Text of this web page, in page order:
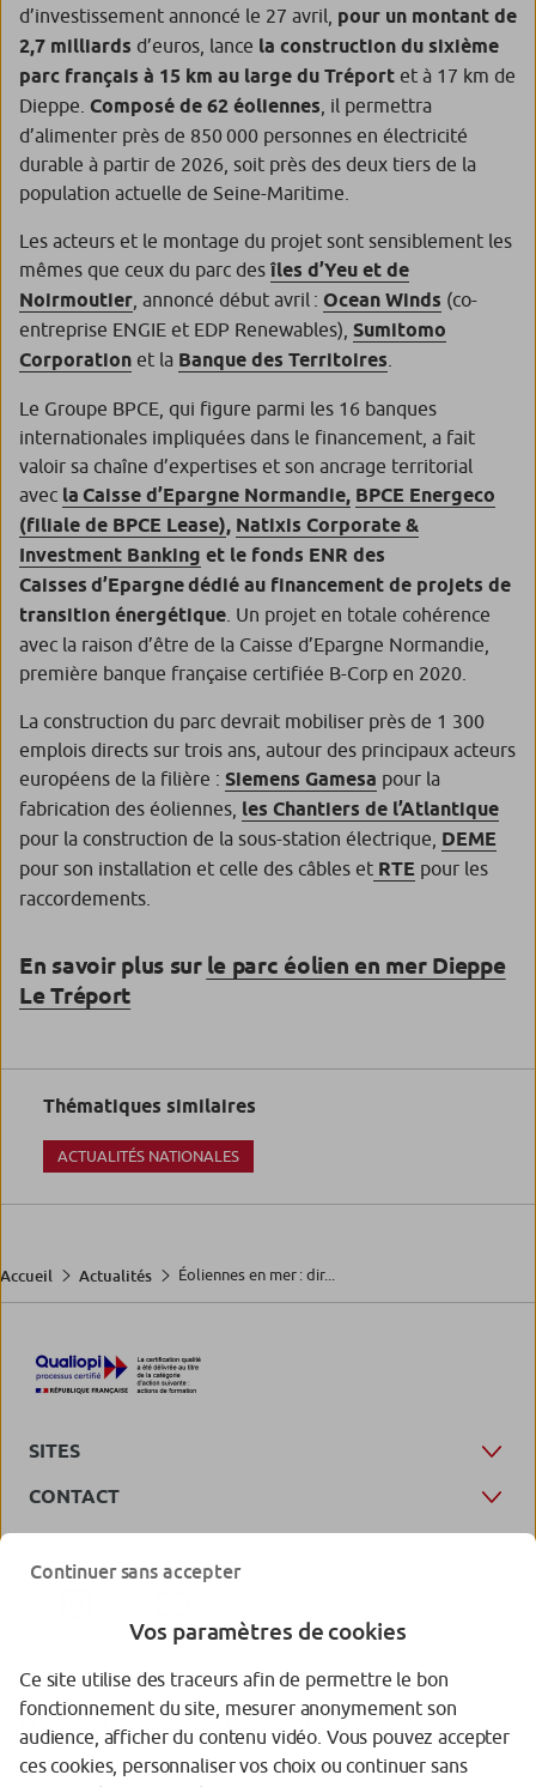
d’investissement annoncé le 27 avril, pour un montant de
2,7 milliards d’euros, lance la construction du sixième
parc français à 15 km au large du Tréport et à 17 km de
Dieppe. Composé de 62 éoliennes , il permettra
d’alimenter près de 850 000 personnes en électricité
durable à partir de 2026, soit près des deux tiers de la
population actuelle de Seine-Maritime.
Les acteurs et le montage du projet sont sensiblement les
mêmes que ceux du parc des îles d’Yeu et de
Noirmoutier , annoncé début avril : Ocean Winds (co-
entreprise ENGIE et EDP Renewables), Sumitomo
Corporation et la Banque des Territoires
Le Groupe BPCE, qui figure parmi les 16 banques
internationales impliquées dans le financement, a fait
valoir sa chaîne d’expertises et son ancrage territorial
avec la Caisse d’Epargne Normandie, BPCE Energeco
(filiale de BPCE Lease), Natixis Corporate &
Investment Banking et le fonds ENR des
Caisses d’Epargne dédié au financement de projets de
transition énergétique . Un projet en totale cohérence
avec la raison d’être de la Caisse d’Epargne Normandie,
première banque française certifiée B-Corp en 2020.
La construction du parc devrait mobiliser près de 1 300
emplois directs sur trois ans, autour des principaux acteurs
européens de la filière : Siemens Gamesa pour la
fabrication des éoliennes, les Chantiers de l’Atlantique
pour la construction de la sous-station électrique, DEME
pour son installation et celle des câbles et RTE pour les
raccordements.
En savoir plus sur le parc éolien en mer Dieppe
Le Tréport
Thématiques similaires
ACTUALITÉS NATIONALES
Accueil Actualités Éoliennes en mer : dir...
SITES
CONTACT
Protection des données personnelles
Gestion des cookies
Continuer sans accepter
Vos paramètres de cookies
Ce site utilise des traceurs afin de permettre le bon
fonctionnement du site, mesurer anonymement son
audience, afficher du contenu vidéo. Vous pouvez accepter
ces cookies, personnaliser vos choix ou continuer sans